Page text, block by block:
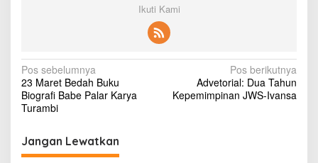
Ikuti Kami
N
a
v
i
g
Pos sebelumnya
23 Maret Bedah Buku
Biografi Babe Palar Karya
Turambi
Pos berikutnya
Advetorial: Dua Tahun
Kepemimpinan JWS-Ivansa
Jangan Lewatkan